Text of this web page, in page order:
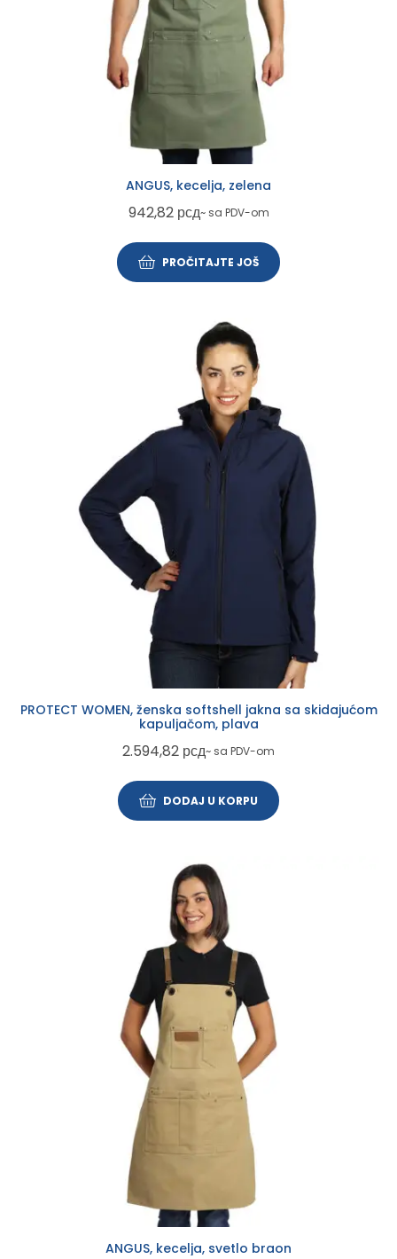
ANGUS, kecelja, zelena
942,82 рсд~ sa PDV-om
PROČITAJTE JOŠ
PROTECT WOMEN, ženska softshell jakna sa skidajućom
kapuljačom, plava
2.594,82 рсд~ sa PDV-om
DODAJ U KORPU
ANGUS, kecelja, svetlo braon